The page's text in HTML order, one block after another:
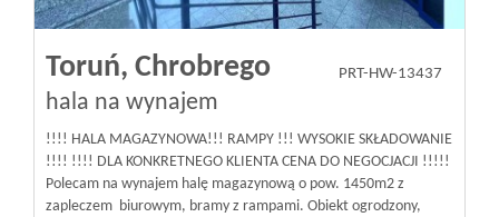
Toruń, Chrobrego
hala na wynajem
PRT-HW-13437
!!!! HALA MAGAZYNOWA!!! RAMPY !!! WYSOKIE SKŁADOWANIE
!!!! !!!! DLA KONKRETNEGO KLIENTA CENA DO NEGOCJACJI !!!!!
Polecam na wynajem halę magazynową o pow. 1450m2 z
zapleczem biurowym, bramy z rampami. Obiekt ogrodzony,